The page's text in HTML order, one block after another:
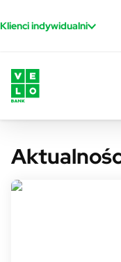
Klienci indywidualni